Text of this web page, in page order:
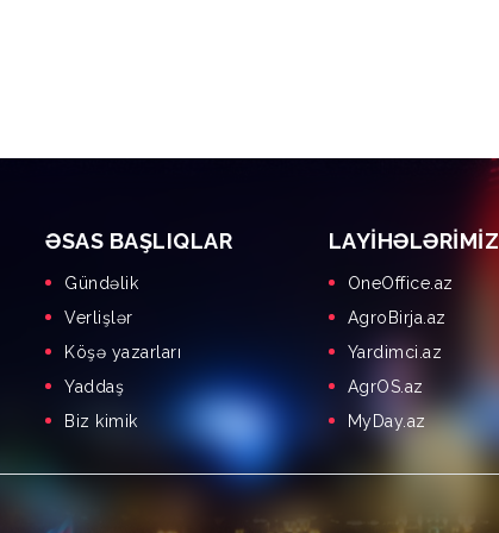
ƏSAS BAŞLIQLAR
Gündəlik
Verlişlər
Köşə yazarları
Yaddaş
Biz kimik
LAYIHƏLƏRIMIZ
OneOffice.az
AgroBirja.az
Yardimci.az
AgrOS.az
MyDay.az